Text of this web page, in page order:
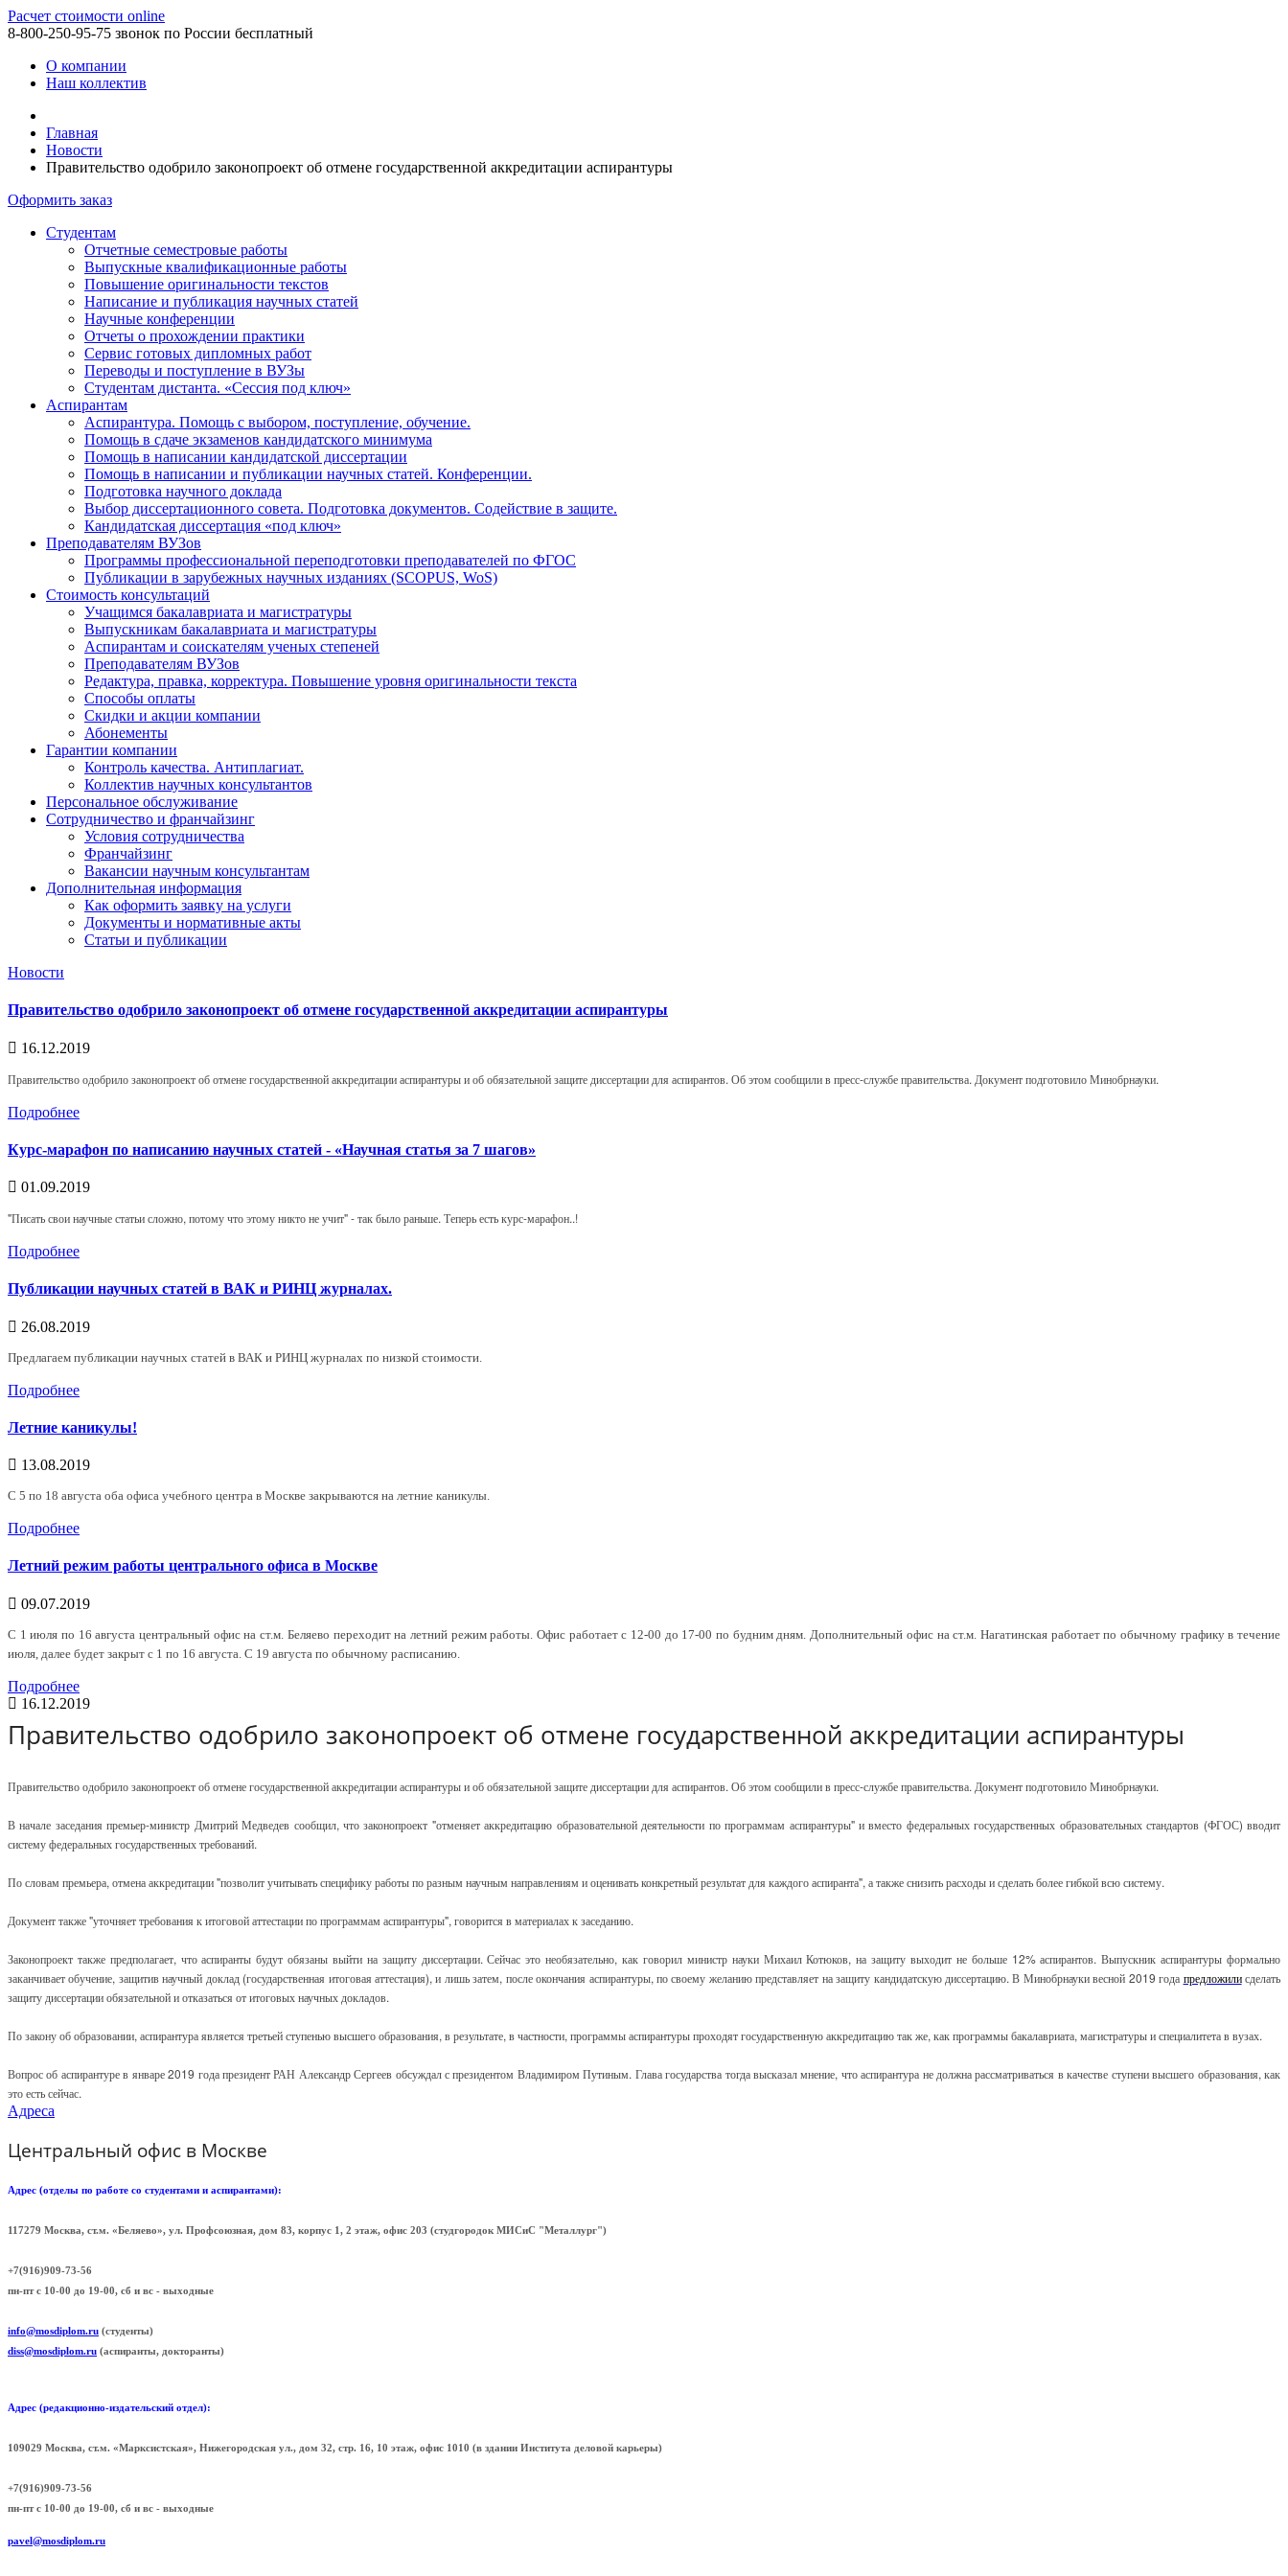
Расчет стоимости online
8-800-250-95-75 звонок по России бесплатный
О компании
Наш коллектив
Главная
Новости
Правительство одобрило законопроект об отмене государственной аккредитации аспирантуры
Оформить заказ
Студентам
Отчетные семестровые работы
Выпускные квалификационные работы
Повышение оригинальности текстов
Написание и публикация научных статей
Научные конференции
Отчеты о прохождении практики
Сервис готовых дипломных работ
Переводы и поступление в ВУЗы
Студентам дистанта. «Сессия под ключ»
Аспирантам
Аспирантура. Помощь с выбором, поступление, обучение.
Помощь в сдаче экзаменов кандидатского минимума
Помощь в написании кандидатской диссертации
Помощь в написании и публикации научных статей. Конференции.
Подготовка научного доклада
Выбор диссертационного совета. Подготовка документов. Содействие в защите.
Кандидатская диссертация «под ключ»
Преподавателям ВУЗов
Программы профессиональной переподготовки преподавателей по ФГОС
Публикации в зарубежных научных изданиях (SCOPUS, WoS)
Стоимость консультаций
Учащимся бакалавриата и магистратуры
Выпускникам бакалавриата и магистратуры
Аспирантам и соискателям ученых степеней
Преподавателям ВУЗов
Редактура, правка, корректура. Повышение уровня оригинальности текста
Способы оплаты
Скидки и акции компании
Абонементы
Гарантии компании
Контроль качества. Антиплагиат.
Коллектив научных консультантов
Персональное обслуживание
Сотрудничество и франчайзинг
Условия сотрудничества
Франчайзинг
Вакансии научным консультантам
Дополнительная информация
Как оформить заявку на услуги
Документы и нормативные акты
Статьи и публикации
Новости
Правительство одобрило законопроект об отмене государственной аккредитации аспирантуры
16.12.2019
Правительство одобрило законопроект об отмене государственной аккредитации аспирантуры и об обязательной защите диссертации для аспирантов. Об этом сообщили в пресс-службе правительства. Документ подготовило Минобрнауки.
Подробнее
Курс-марафон по написанию научных статей - «Научная статья за 7 шагов»
01.09.2019
"Писать свои научные статьи сложно, потому что этому никто не учит" - так было раньше. Теперь есть курс-марафон..!
Подробнее
Публикации научных статей в ВАК и РИНЦ журналах.
26.08.2019
Предлагаем публикации научных статей в ВАК и РИНЦ журналах по низкой стоимости.
Подробнее
Летние каникулы!
13.08.2019
С 5 по 18 августа оба офиса учебного центра в Москве закрываются на летние каникулы.
Подробнее
Летний режим работы центрального офиса в Москве
09.07.2019
С 1 июля по 16 августа центральный офис на ст.м. Беляево переходит на летний режим работы. Офис работает с 12-00 до 17-00 по будним дням. Дополнительный офис на ст.м. Нагатинская работает по обычному графику в течение
июля, далее будет закрыт с 1 по 16 августа. С 19 августа по обычному расписанию.
Подробнее
16.12.2019
Правительство одобрило законопроект об отмене государственной аккредитации аспирантуры
Правительство одобрило законопроект об отмене государственной аккредитации аспирантуры и об обязательной защите диссертации для аспирантов. Об этом сообщили в пресс-службе правительства. Документ подготовило Минобрнауки.
В начале заседания премьер-министр Дмитрий Медведев сообщил, что законопроект "отменяет аккредитацию образовательной деятельности по программам аспирантуры" и вместо федеральных государственных образовательных стандартов (ФГОС) вводит
систему федеральных государственных требований.
По словам премьера, отмена аккредитации "позволит учитывать специфику работы по разным научным направлениям и оценивать конкретный результат для каждого аспиранта", а также снизить расходы и сделать более гибкой всю систему.
Документ также "уточняет требования к итоговой аттестации по программам аспирантуры", говорится в материалах к заседанию.
Законопроект также предполагает, что аспиранты будут обязаны выйти на защиту диссертации. Сейчас это необязательно, как говорил министр науки Михаил Котюков, на защиту выходит не больше 12% аспирантов. Выпускник аспирантуры формально
заканчивает обучение, защитив научный доклад (государственная итоговая аттестация), и лишь затем, после окончания аспирантуры, по своему желанию представляет на защиту кандидатскую диссертацию. В Минобрнауки весной 2019 года предложилисделать
защиту диссертации обязательной и отказаться от итоговых научных докладов.
По закону об образовании, аспирантура является третьей ступенью высшего образования, в результате, в частности, программы аспирантуры проходят государственную аккредитацию так же, как программы бакалавриата, магистратуры и специалитета в вузах.
Вопрос об аспирантуре в январе 2019 года президент РАН Александр Сергеев обсуждал с президентом Владимиром Путиным. Глава государства тогда высказал мнение, что аспирантура не должна рассматриваться в качестве ступени высшего образования, как
это есть сейчас.
Адреса
Центральный офис в Москве
Адрес (отделы по работе со студентами и аспирантами):
117279 Москва, ст.м. «Беляево», ул. Профсоюзная, дом 83, корпус 1, 2 этаж, офис 203 (cтудгородок МИСиС "Металлург")
+7(916)909-73-56
пн-пт с 10-00 до 19-00, сб и вс - выходные
info@mosdiplom.ru (студенты)
diss@mosdiplom.ru (аспиранты, докторанты)
Адрес (редакционно-издательский отдел):
109029 Москва, ст.м. «Марксистская», Нижегородская ул., дом 32, стр. 16, 10 этаж, офис 1010 (в здании Института деловой карьеры)
+7(916)909-73-56
пн-пт с 10-00 до 19-00, сб и вс - выходные
pavel@mosdiplom.ru